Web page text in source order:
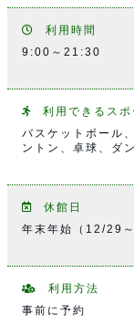
利用時間
9:00～21:30
利用できるスポ
バスケットボール
ントン、卓球、ダ
休館日
年末年始（12/29
利用方法
事前に予約